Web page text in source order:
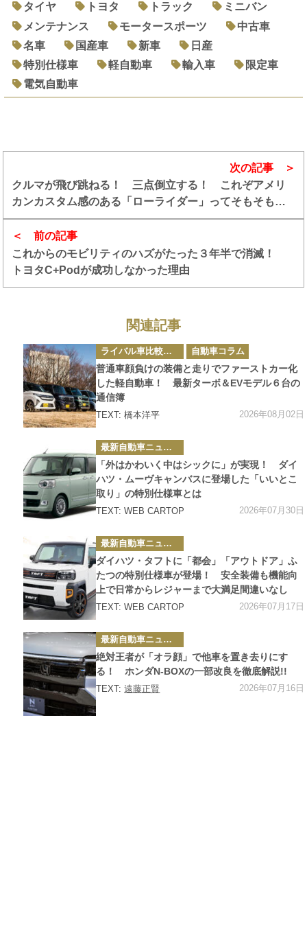
タイヤ
トヨタ トラック
ミニバン
メンテナンス
モータースポーツ
中古車
名車
国産車 新車
日産
特別仕様車
軽自動車 輸入車
限定車
電気自動車
前の記事
これからのモビリティのハズがたった３年半で消滅！
トヨタC+Podが成功しなかった理由
次の記事
クルマが飛び跳ねる！ 三点倒立する！ これぞアメリ
カンカスタム感のある「ローライダー」ってそもそも
何？
関連記事
カ
テ
ゴ
リ
ー
ライバル車比較テスト 自動車コラム
普通車顔負けの装備と走りでファーストカー化
した軽自動車！ 最新ターボ＆EVモデル６台の
通信簿
TEXT: 橋本洋平 2026年08月02日
カ
テ
ゴ
リ
ー
最新自動車ニュース
「外はかわいく中はシックに」が実現！ ダイ
ハツ・ムーヴキャンバスに登場した「いいとこ
取り」の特別仕様車とは
TEXT: WEB CARTOP 2026年07月30日
カ
テ
ゴ
リ
ー
最新自動車ニュース
ダイハツ・タフトに「都会」「アウトドア」ふ
たつの特別仕様車が登場！ 安全装備も機能向
上で日常からレジャーまで大満足間違いなし
TEXT: WEB CARTOP 2026年07月17日
カ
テ
ゴ
リ
ー
最新自動車ニュース
絶対王者が「オラ顔」で他車を置き去りにす
る！ ホンダN-BOXの一部改良を徹底解説!!
TEXT:遠藤正賢 2026年07月16日